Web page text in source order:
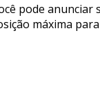
pode
máxima